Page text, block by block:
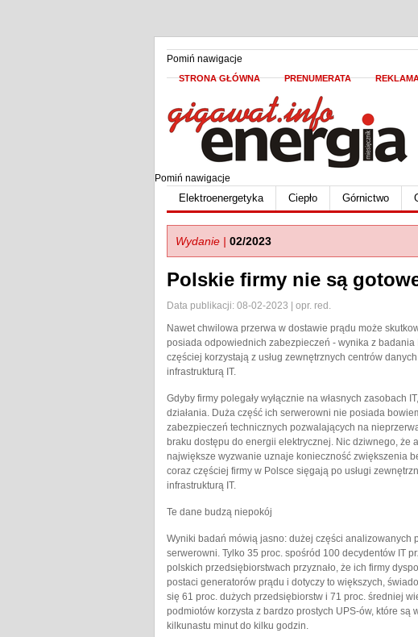
Pomiń nawigacje
STRONA GŁÓWNA PRENUMERATA
Pomiń nawigacje
Elektroenergetyka Ciepło Górnictwo
Wydanie | 02/2023
Polskie firmy nie są
Data publikacji: 08-02-2023 | opr. red.
Nawet chwilowa przerwa w dostawie prądu może
posiada odpowiednich zabezpieczeń - wynika z
częściej korzystają z usług zewnętrznych centrów
infrastrukturą IT.
Gdyby firmy polegały wyłącznie na własnych zasobach
działania. Duża część ich serwerowni nie posiada
zabezpieczeń technicznych pozwalających na
braku dostępu do energii elektrycznej. Nic dziwnego, że
największe wyzwanie uznaje konieczność zwiększenia
coraz częściej firmy w Polsce sięgają po usługi
infrastrukturą IT.
Te dane budzą niepokój
Wyniki badań mówią jasno: dużej części analizowanych
serwerowni. Tylko 35 proc. spośród 100 decydentów IT
polskich przedsiębiorstwach przyznało, że ich firmy
postaci generatorów prądu i dotyczy to większych,
się 61 proc. dużych przedsiębiorstw i 71 proc. średniej
podmiotów korzysta z bardzo prostych UPS-ów, które
kilkunastu minut do kilku godzin.